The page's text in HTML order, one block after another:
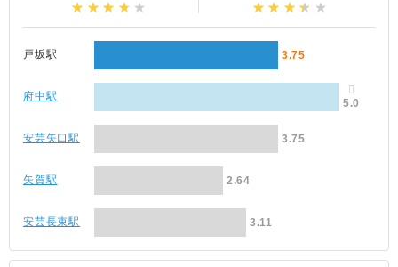
戸坂駅 3.75
府中駅
5.0
安芸矢口駅 3.75
矢賀駅 2.64
安芸長束駅 3.11